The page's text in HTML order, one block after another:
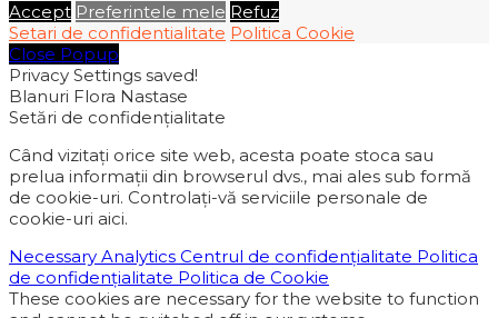
Accept Preferintele mele Refuz
Setari de confidentialitate Politica Cookie
Close Popup
Privacy Settings saved!
Blanuri Flora Nastase
Setări de confidențialitate
Când vizitați orice site web, acesta poate stoca sau
prelua informații din browserul dvs., mai ales sub formă
de cookie-uri. Controlați-vă serviciile personale de
cookie-uri aici.
Necessary Analytics Centrul de confidențialitate Politica
de confidențialitate Politica de Cookie
These cookies are necessary for the website to function